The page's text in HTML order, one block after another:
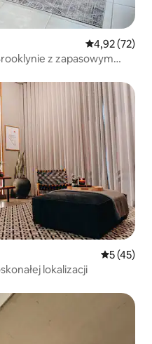
Średnia
4,92 (72)
z zapasowym
gości
Średnia
5 (45)
lokalizacji